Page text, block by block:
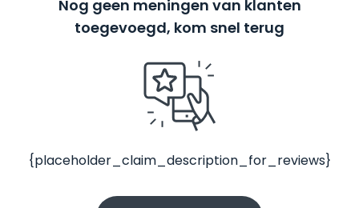
Nog geen meningen van klanten
toegevoegd, kom snel terug
{placeholder_claim_description_for_reviews}